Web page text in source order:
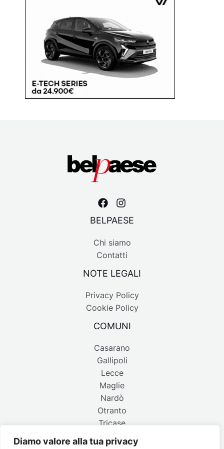
Diamo valore alla tua privacy
BELPAESE
Chi siamo
Contatti
NOTE LEGALI
Privacy Policy
Cookie Policy
COMUNI
Casarano
Gallipoli
Lecce
Maglie
Nardò
Otranto
Tricase